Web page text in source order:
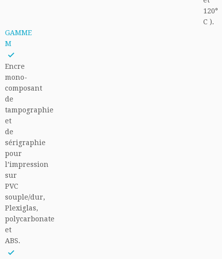
120°
C ).
GAMME
M
Encre
mono-
composant
de
tampographie
et
de
sérigraphie
pour
l’impression
sur
PVC
souple/dur,
Plexiglas,
polycarbonate
et
ABS.